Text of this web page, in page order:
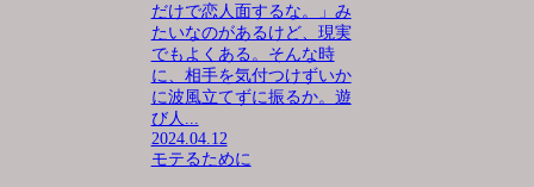
だけで恋人面するな。」み
たいなのがあるけど、現実
でもよくある。そんな時
に、相手を気付つけずいか
に波風立てずに振るか。遊
び人...
2024.04.12
モテるために